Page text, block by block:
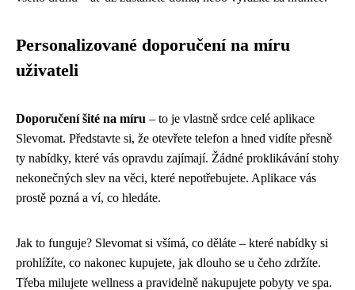
Personalizované doporučení na míru
uživateli
Doporučení šité na míru – to je vlastně srdce celé aplikace
Slevomat. Představte si, že otevřete telefon a hned vidíte přesně
ty nabídky, které vás opravdu zajímají. Žádné proklikávání stohy
nekonečných slev na věci, které nepotřebujete. Aplikace vás
prostě pozná a ví, co hledáte.
Jak to funguje? Slevomat si všímá, co děláte – které nabídky si
prohlížíte, co nakonec kupujete, jak dlouho se u čeho zdržíte.
Třeba milujete wellness a pravidelně nakupujete pobyty ve spa.